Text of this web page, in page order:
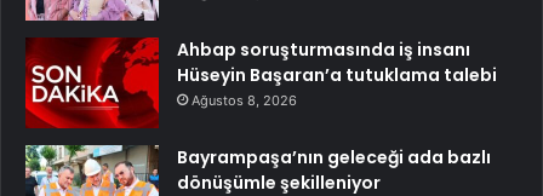
Ahbap soruşturmasında iş insanı
Hüseyin Başaran’a tutuklama talebi
Ağustos 8, 2026
Bayrampaşa’nın geleceği ada bazlı
dönüşümle şekilleniyor